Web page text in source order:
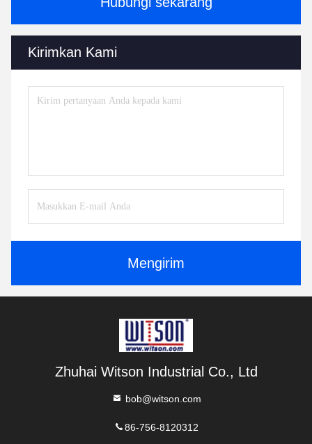
Kirimkan Kami
Mengirim
Zhuhai Witson Industrial Co., Ltd
bob@witson.com
86-756-8120312